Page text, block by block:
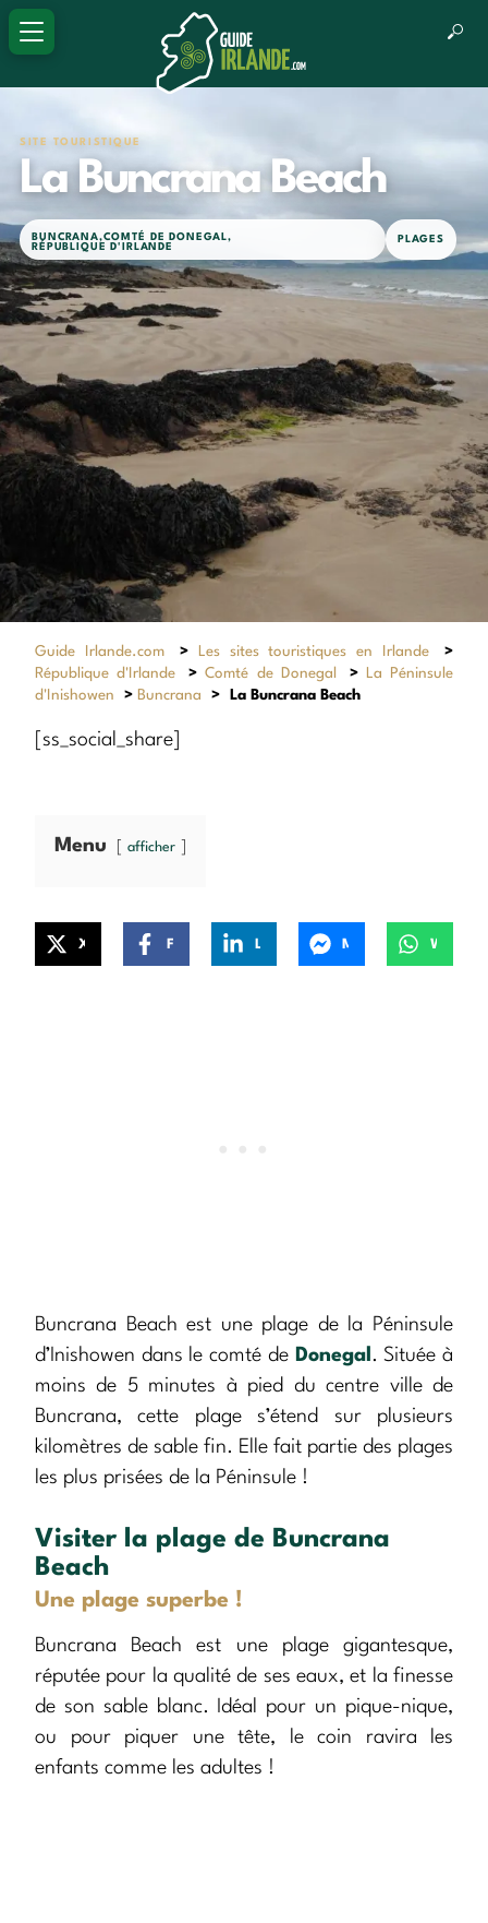
SITE TOURISTIQUE
La Buncrana Beach
BUNCRANA,COMTÉ DE DONEGAL,
RÉPUBLIQUE D'IRLANDE
PLAGES
Guide Irlande.com > Les sites touristiques en Irlande
>
République d'Irlande
>Comté de Donegal >
La Péninsule
d'Inishowen
> Buncrana > La Buncrana Beach
[ss_social_share]
Menu afficher
Buncrana Beach est une plage de la Péninsule
d’Inishowen dans le comté de Donegal . Située à
moins de 5 minutes à pied du centre ville de
Buncrana, cette plage s’étend sur plusieurs
kilomètres de sable fin. Elle fait partie des plages
les plus prisées de la Péninsule !
Visiter la plage de Buncrana
Beach
Une plage superbe !
Buncrana Beach est une plage gigantesque,
réputée pour la qualité de ses eaux, et la finesse
de son sable blanc. Idéal pour un pique-nique,
ou pour piquer une tête, le coin ravira les
enfants comme les adultes !